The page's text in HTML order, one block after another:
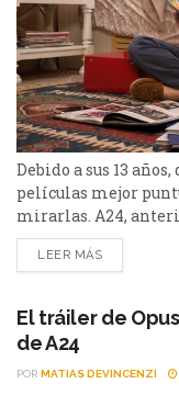
Debido a sus 13
películas mejor
mirarlas. A24,
empresa
agosto de 2012 por
metió de lleno en
LEER MÁS
El tráiler de
de A24
POR MATIAS DEVINCENZI